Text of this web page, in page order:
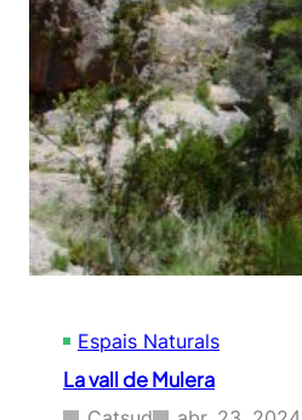
Espais Naturals
La vall de Mulera